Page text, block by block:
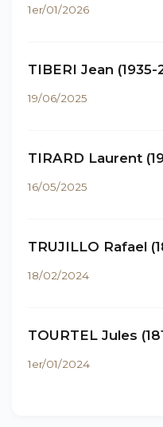
1er/01/2026
TIBERI Jean (1935-
19/06/2025
TIRARD Laurent
16/05/2025
TRUJILLO Rafael
18/02/2024
TOURTEL Jules
1er/01/2024